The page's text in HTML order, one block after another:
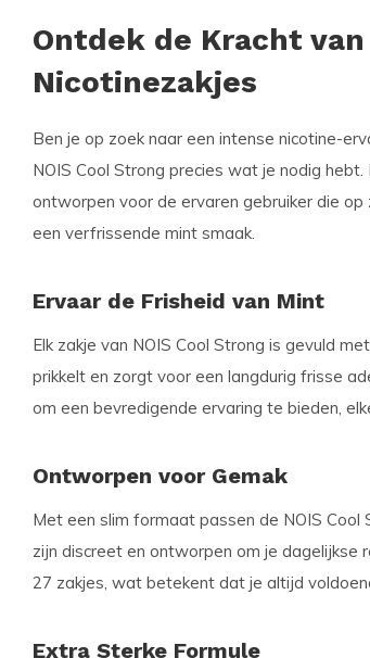
Ontdek de Kracht
Nicotinezakjes
Ben je op zoek naar een intense nicotine-
NOIS Cool Strong precies wat je nodig
ontworpen voor de ervaren gebruiker die
een verfrissende mint smaak.
Ervaar de Frisheid van Mint
Elk zakje van NOIS Cool Strong is gevuld
prikkelt en zorgt voor een langdurig frisse
om een bevredigende ervaring te bieden,
Ontworpen voor Gemak
Met een slim formaat passen de NOIS Cool
zijn discreet en ontworpen om je dagelijkse
27 zakjes , wat betekent dat je altijd
Extra Sterke Formule